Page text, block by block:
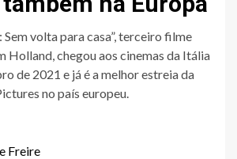
volta para casa”, terceiro filme
Holland, chegou aos cinemas da Itália
de 2021 e já é a melhor estreia da
no país europeu.
Freire